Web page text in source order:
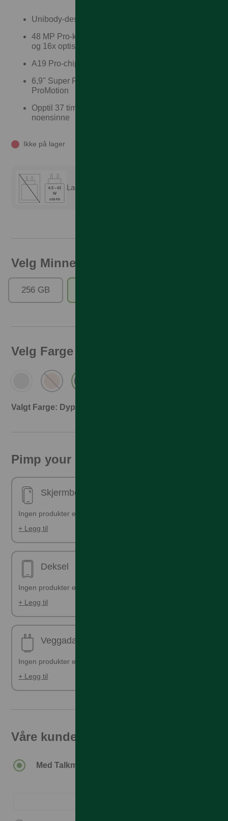
Unibody-design i aluminium med avansert kjøling
48 MP Pro-kamerasystem med opptil 200 mm tele
og 16x optisk zoom
A19 Pro-chip med 40 % bedre ytelse
6,9'' Super Retina XDR-skjerm med 120 Hz
ProMotion
Opptil 37 timers batteritid – beste på en iPhone
noensinne
Ikke på lager
Lader er ikke inkludert
Velg Minne
256 GB
Velg Farge
Valgt Farge: Dypblå
Pimp your phone!
Skjermbeskyttelse - ferdig påsatt
Ingen produkter er valgt
+ Legg til
Deksel
Ingen produkter er valgt
+ Legg til
Veggadapter
Ingen produkter er valgt
+ Legg til
Våre kunder får den beste prisen
Med Talkmore-abonnement.